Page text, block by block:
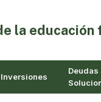
la educación
Inversiones
Deudas